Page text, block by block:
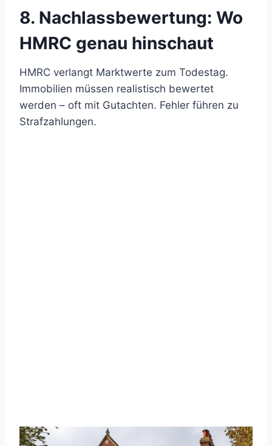
8. Nachlassbewertung: Wo
HMRC genau hinschaut
HMRC verlangt Marktwerte zum Todestag.
Immobilien müssen realistisch bewertet
werden – oft mit Gutachten. Fehler führen zu
Strafzahlungen.